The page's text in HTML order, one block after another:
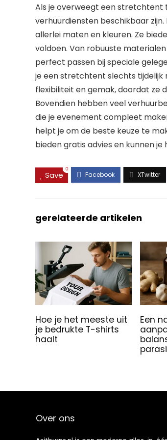
Als je overweegt een stretchtent
verhuurdiensten beschikbaar
allerlei maten en kleuren. Ze
voldoen. Van robuuste
perfect passen bij speciale
je een stretchtent slechts tijdelijk
flexibiliteit en gemak, doordat ze
Bovendien hebben veel
die je evenement compleet
helpt je om de beste keuze te
bieden gratis advies en kunnen
Save
0
gerelateerde artikelen
Hoe je het meeste uit
je bedrukte T-shirts
haalt
Een
Over ons